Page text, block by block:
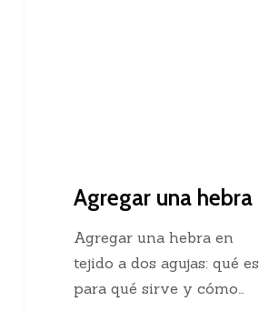
Agregar una hebra
Agregar una hebra en
tejido a dos agujas: qué es,
para qué sirve y cómo…